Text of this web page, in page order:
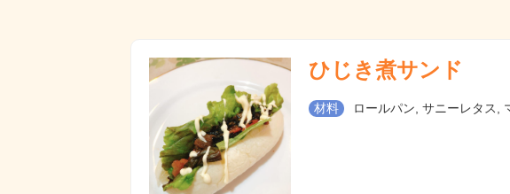
ひじき煮サンド
材料 ロールパン, サニーレタス,